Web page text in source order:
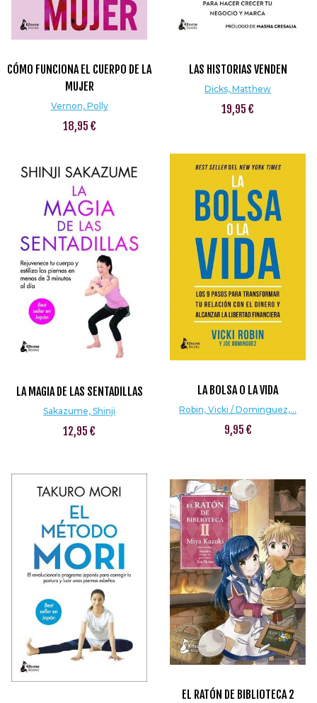
CÓMO FUNCIONA EL CUERPO DE LA
MUJER
Vernon, Polly
18,95 €
LAS HISTORIAS VENDEN
Dicks, Matthew
19,95 €
LA MAGIA DE LAS SENTADILLAS
Sakazume, Shinji
12,95 €
LA BOLSA O LA VIDA
Robin, Vicki / Dominguez,...
9,95 €
EL RATÓN DE BIBLIOTECA 2